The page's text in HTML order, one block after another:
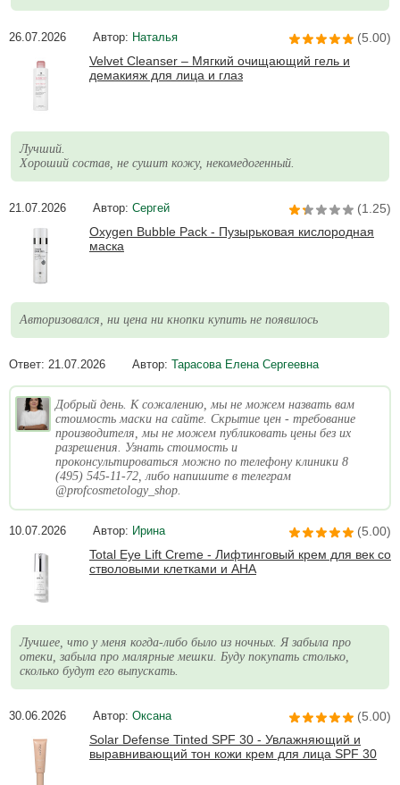
26.07.2026 Автор: Наталья
(5.00)
Velvet Cleanser – Мягкий очищающий гель и
демакияж для лица и глаз
Лучший.
Хороший состав, не сушит кожу, некомедогенный.
21.07.2026 Автор: Сергей
(1.25)
Oxygen Bubble Pack - Пузырьковая кислородная
маска
Авторизовался, ни цена ни кнопки купить не появилось
Ответ: 21.07.2026 Автор: Тарасова Елена Сергеевна
Добрый день. К сожалению, мы не можем назвать вам
стоимость маски на сайте. Скрытие цен - требование
производителя, мы не можем публиковать цены без их
разрешения. Узнать стоимость и
проконсультироваться можно по телефону клиники 8
(495) 545-11-72, либо напишите в телеграм
@profcosmetology_shop.
10.07.2026 Автор: Ирина
(5.00)
Total Eye Lift Creme - Лифтинговый крем для век со
стволовыми клетками и AHA
Лучшее, что у меня когда-либо было из ночных. Я забыла про
отеки, забыла про малярные мешки. Буду покупать столько,
сколько будут его выпускать.
30.06.2026 Автор: Оксана
(5.00)
Solar Defense Tinted SPF 30 - Увлажняющий и
выравнивающий тон кожи крем для лица SPF 30